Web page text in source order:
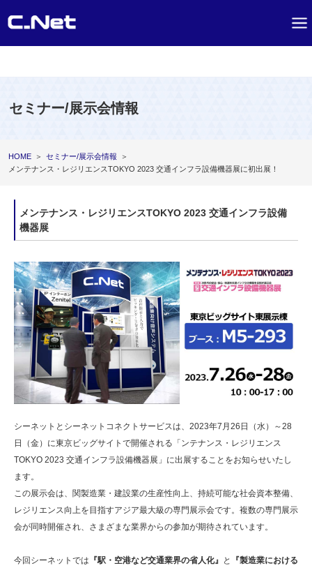
セミナー/展示会情報
HOME ＞ セミナー/展示会情報
＞
メンテナンス・レジリエンスTOKYO 2023 交通インフラ設備機器展に初出展！
メンテナンス・レジリエンスTOKYO 2023 交通インフラ設備
機器展
シーネットとシーネットコネクトサービスは、2023年7月26日（水）～28
日（金）に東京ビッグサイトで開催される「ンテナンス・レジリエンス
TOKYO 2023 交通インフラ設備機器展」に出展することをお知らせいたし
ます。
この展示会は、関製造業・建設業の生産性向上、持続可能な社会資本整備、
レジリエンス向上を目指すアジア最大級の専門展示会です。複数の専門展示
会が同時開催され、さまざまな業界からの参加が期待されています。
今回シーネットでは 『駅・空港など交通業界の省人化』 と
『製造業における